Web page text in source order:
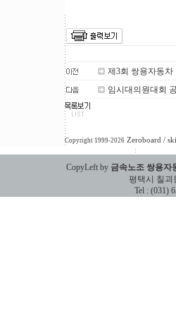
제3회 쌍용자동
임시대의원대회
Copyright 1999-2026 Zeroboard /
CopyLeft by 금속노조 쌍용자
평택시 칠괴동
Tel : (031)